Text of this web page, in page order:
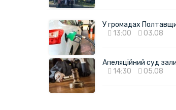
У громадах
13:00
03.08
Апеляційний суд
14:30
05.08